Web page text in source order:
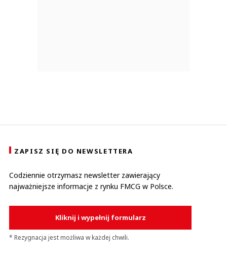
ZAPISZ SIĘ DO NEWSLETTERA
Codziennie otrzymasz newsletter zawierający
najważniejsze informacje z rynku FMCG w Polsce.
Kliknij i wypełnij formularz
* Rezygnacja jest możliwa w każdej chwili.